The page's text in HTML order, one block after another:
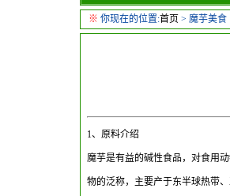
※ 你现在的位置:首页 > 魔芋美食
1、原料介绍
魔芋是有益的碱性食品，对食用
物的泛称，主要产于东半球热带